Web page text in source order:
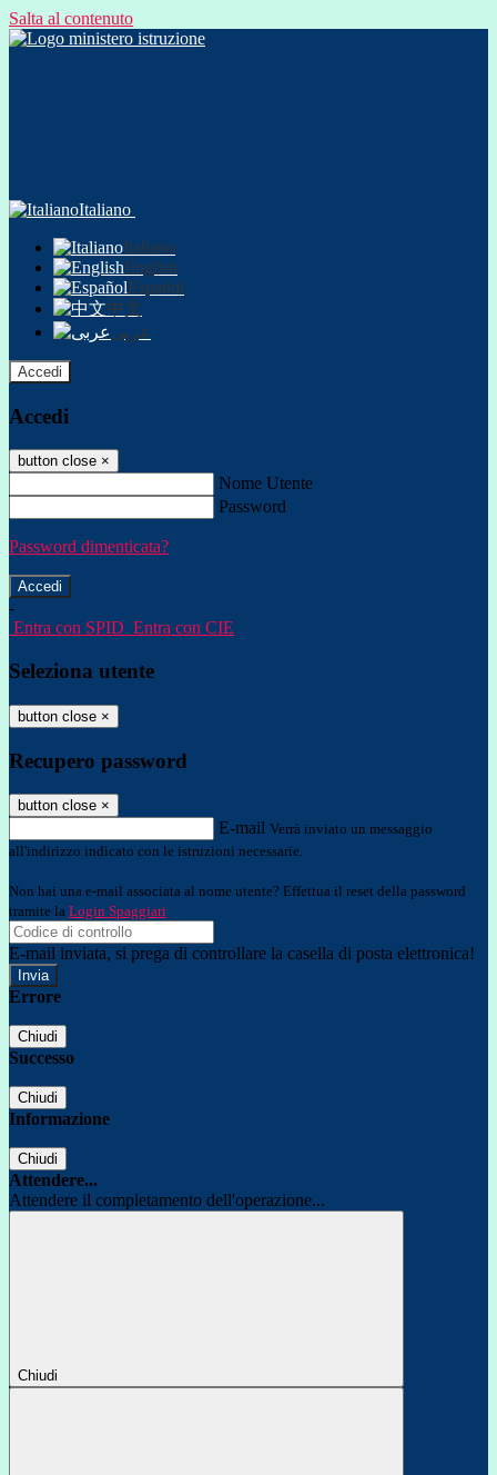
Salta al contenuto
Italiano
Italiano
English
Español
中文
عربى
Accedi
Accedi
button close ×
Nome Utente
Password
Password dimenticata?
-
Entra con SPID Entra con CIE
Seleziona utente
button close ×
Recupero password
button close ×
E-mail Verrà inviato un messaggio
all'indirizzo indicato con le istruzioni necessarie.
Non hai una e-mail associata al nome utente? Effettua il reset della password
tramite la Login Spaggiari
E-mail inviata, si prega di controllare la casella di posta elettronica!
Errore
Chiudi
Successo
Chiudi
Informazione
Chiudi
Attendere...
Attendere il completamento dell'operazione...
Chiudi